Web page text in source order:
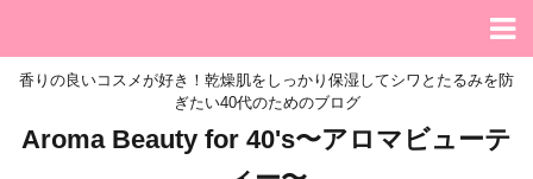
香りの良いコスメが好き！乾燥肌をしっかり保湿してシワとたるみを防
ぎたい40代のためのブログ
Aroma Beauty for 40's〜アロマビューテ